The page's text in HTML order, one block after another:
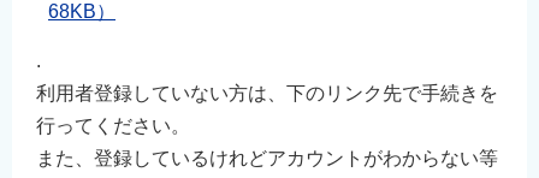
68KB）
.
利用者登録していない方は、下のリンク先で手続きを
行ってください。
また、登録しているけれどアカウントがわからない等